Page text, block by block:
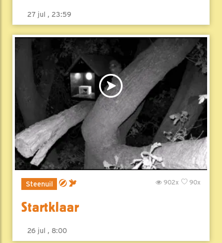
27 jul , 23:59
Steenuil 90x
902x
Startklaar
26 jul , 8:00